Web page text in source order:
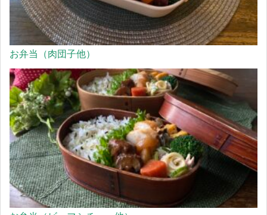
お弁当（肉団子他）